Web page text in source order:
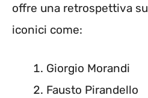
offre una retrospettiva
iconici come:
Giorgio Morandi
Fausto Pirandello